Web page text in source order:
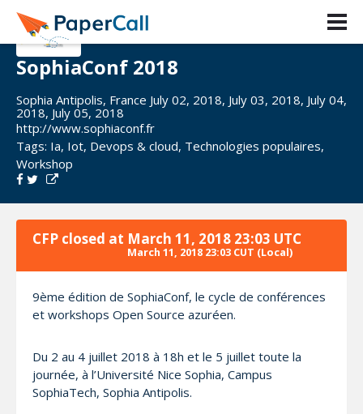
SophiaConf 2018
Sophia Antipolis, France July 02, 2018, July 03, 2018, July 04,
2018, July 05, 2018
http://www.sophiaconf.fr
Tags: Ia, Iot, Devops & cloud, Technologies populaires,
Workshop
CFP closed at March 11, 2018 23:03 UTC
March 11, 2018 23:03 CUT (Local)
9ème édition de SophiaConf, le cycle de conférences
et workshops Open Source azuréen.
Du 2 au 4 juillet 2018 à 18h et le 5 juillet toute la
journée, à l’Université Nice Sophia, Campus
SophiaTech, Sophia Antipolis.